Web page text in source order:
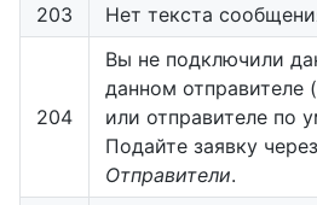
203
Нет текста
204
Вы не подключили
данном отправителе
или отправителе по
Подайте заявку
Отправители.